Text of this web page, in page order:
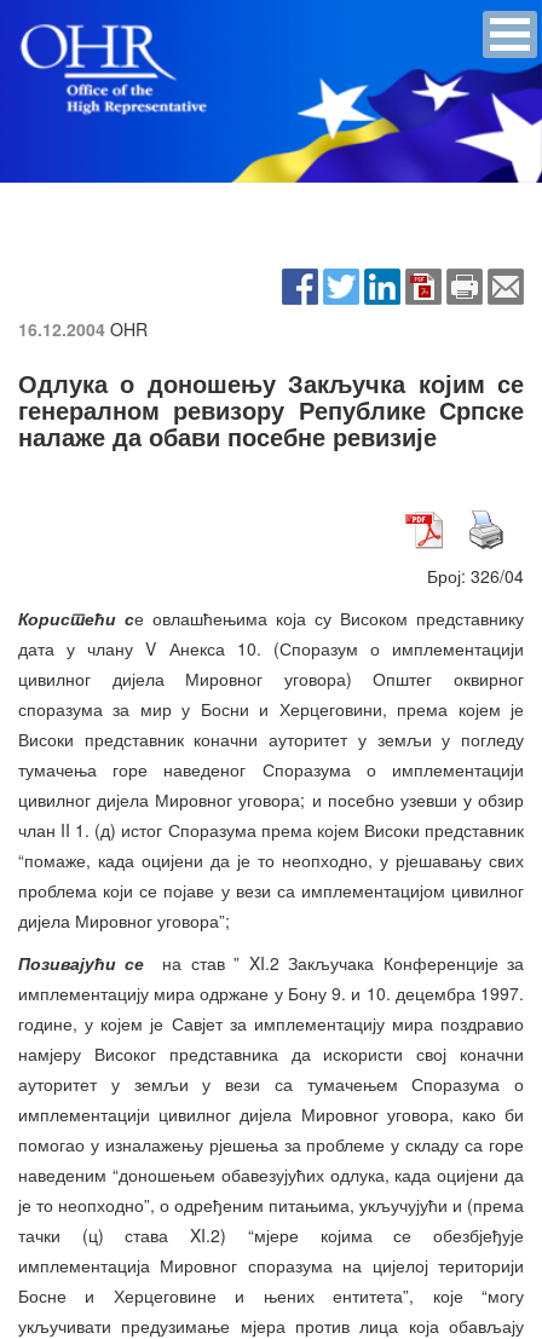
16.12.2004 OHR
Одлука о доношењу Закључка којим се
генералном ревизору Републике Српске
налаже да обави посебне ревизије
Број: 326/04
Користећи се овлашћењима која су Високом представнику
дата у члану V Анекса 10. (Споразум о имплементацији
цивилног дијела Мировног уговора) Општег оквирног
споразума за мир у Босни и Херцеговини, према којем је
Високи представник коначни ауторитет у земљи у погледу
тумачења горе наведеног Споразума о имплементацији
цивилног дијела Мировног уговора; и посебно узевши у обзир
члан II 1. (д) истог Споразума према којем Високи представник
“помаже, када оцијени да је то неопходно, у рјешавању свих
проблема који се појаве у вези са имплементацијом цивилног
дијела Мировног уговора”;
Позивајући се на став ” XI.2 Закључака Конференције за
имплементацију мира одржане у Бону 9. и 10. децембра 1997.
године, у којем је Савјет за имплементацију мира поздравио
намјеру Високог представника да искористи свој коначни
ауторитет у земљи у вези са тумачењем Споразума о
имплементацији цивилног дијела Мировног уговора, како би
помогао у изналажењу рјешења за проблеме у складу са горе
наведеним “доношењем обавезујућих одлука, када оцијени да
је то неопходно”, о одређеним питањима, укључујући и (према
тачки (ц) става XI.2) “мјере којима се обезбјеђује
имплементација Мировног споразума на цијелој територији
Босне и Херцеговине и њених ентитета”, које “могу
укључивати предузимање мјера против лица која обављају